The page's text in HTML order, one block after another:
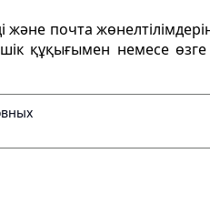
почта
құқығымен немесе